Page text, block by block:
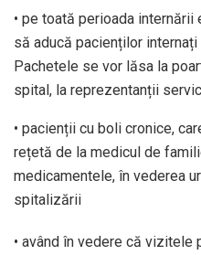
• pe toată perioada
să aducă pacienților
Pachetele se vor lăsa la
spital, la reprezentanții
• pacienții cu boli cronice,
rețetă de la medicul de
medicamentele, în vederea
spitalizării
• având în vedere că